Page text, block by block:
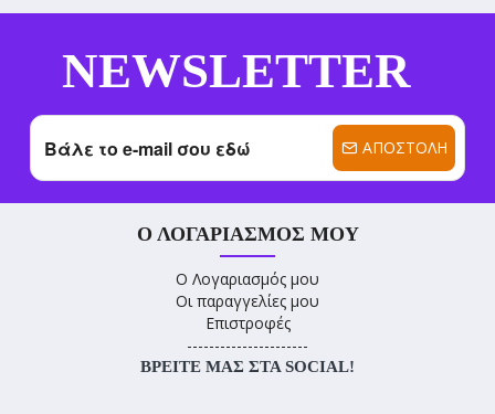
NEWSLETTER
ΑΠΟΣΤΟΛΉ
Ο ΛΟΓΑΡΙΑΣΜΌΣ ΜΟΥ
Ο Λογαριασμός μου
Οι παραγγελίες μου
Επιστροφές
----------------------
ΒΡΕΊΤΕ ΜΑΣ ΣΤΑ SOCIAL!